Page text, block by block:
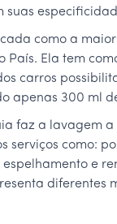
suas
como a
País. Ela tem
carros
apenas 300 ml
faz a lavagem a
serviços como:
e
diferentes